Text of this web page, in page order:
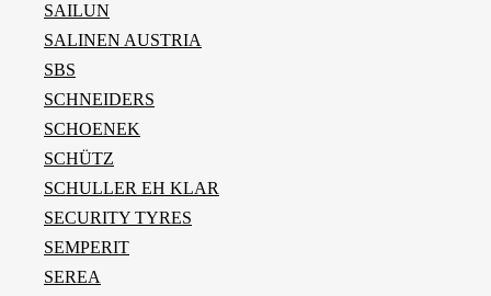
SAILUN
SALINEN AUSTRIA
SBS
SCHNEIDERS
SCHOENEK
SCHÜTZ
SCHULLER EH KLAR
SECURITY TYRES
SEMPERIT
SEREA